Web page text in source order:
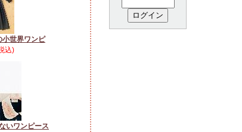
小世界ワンピ
込)
いワンピース